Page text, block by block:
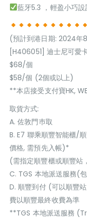
藍牙5.3 ，輕盈小巧
(預計到港日期: 2024年
[H406051] 迪士尼可愛
$68/個
$58/個 (2個或以上)
**本店接受支付寶HK,
取貨方式:
A. 佐敦門巿取
B. E7 聯乘順豐智能櫃/
價格, 需預先入帳)*
(需指定順豐櫃或順豐站
C. TGS 本地派送服務(
D. 順豐到付 (可以順豐
費以順豐最終收費為準
**TGS 本地派送服務